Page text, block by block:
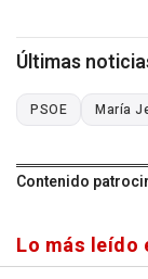
Últimas
PSOE María
Contenido
Lo más leído